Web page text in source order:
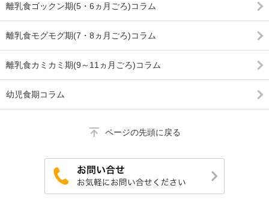
離乳食ゴックン期(5・6ヵ月ごろ)コラム
離乳食モグモグ期(7・8ヵ月ごろ)コラム
離乳食カミカミ期(9～11ヵ月ごろ)コラム
幼児食期コラム
ページの先頭に戻る